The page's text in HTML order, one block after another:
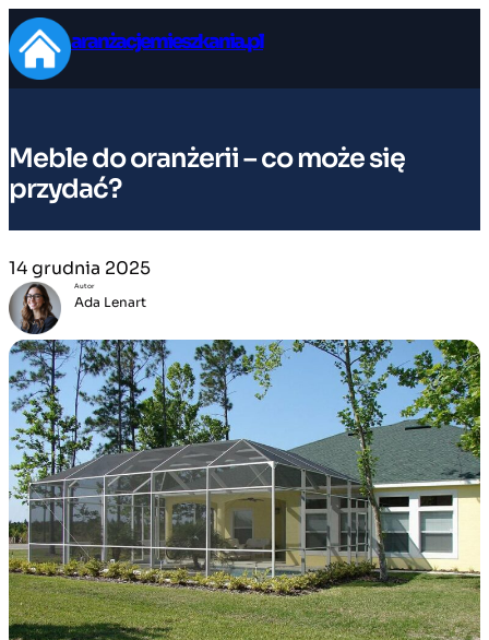
Przejdź
do
treści
aranżacjemieszkania.pl
Meble do oranżerii – co może się
przydać?
14 grudnia 2025
Autor
Ada Lenart